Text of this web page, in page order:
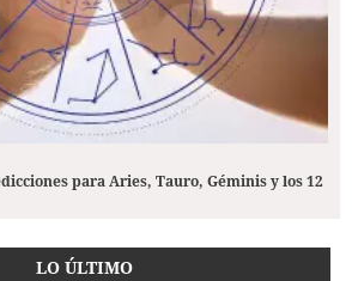
para Aries, Tauro, Géminis y los 12
LO ÚLTIMO